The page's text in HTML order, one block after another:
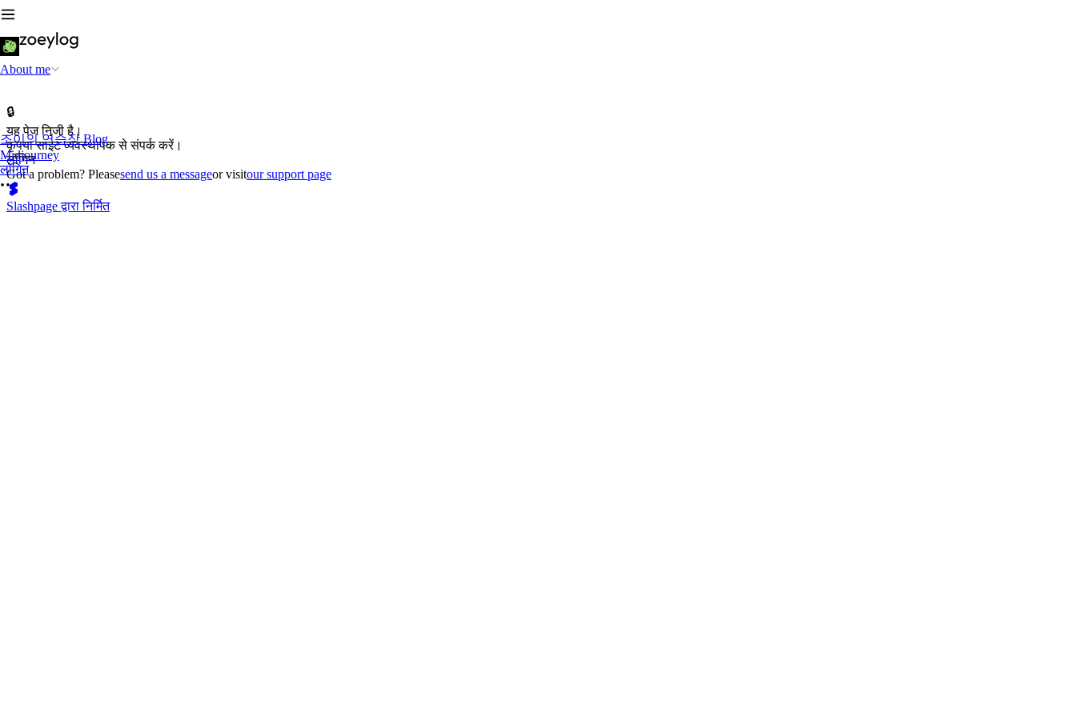
About me
조이의 연습장 Blog
Midjourney
लॉगिन
🔒
यह पेज निजी है।
कृपया साइट व्यवस्थापक से संपर्क करें।
लॉगिन
Got a problem? Pleasesend us a messageor visitour support page
Slashpage द्वारा निर्मित